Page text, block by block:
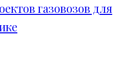
газовозов для